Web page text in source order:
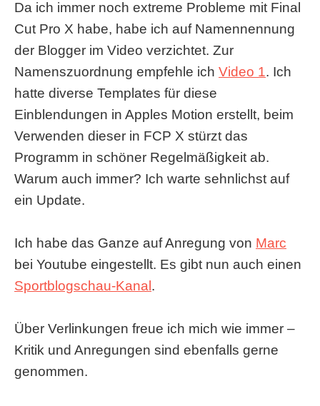
Da ich immer noch extreme Probleme mit Final
Cut Pro X habe, habe ich auf Namennennung
der Blogger im Video verzichtet. Zur
Namenszuordnung empfehle ich Video 1. Ich
hatte diverse Templates für diese
Einblendungen in Apples Motion erstellt, beim
Verwenden dieser in FCP X stürzt das
Programm in schöner Regelmäßigkeit ab.
Warum auch immer? Ich warte sehnlichst auf
ein Update.
Ich habe das Ganze auf Anregung von Marc
bei Youtube eingestellt. Es gibt nun auch einen
Sportblogschau-Kanal .
Über Verlinkungen freue ich mich wie immer –
Kritik und Anregungen sind ebenfalls gerne
genommen.